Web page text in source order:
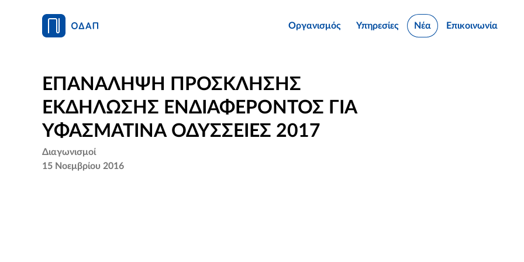
Οργανισμός Υπηρεσίες Νέα Επικοινωνία
ΕΠΑΝΑΛΗΨΗ ΠΡΟΣΚΛΗΣΗΣ
ΕΚΔΗΛΩΣΗΣ ΕΝΔΙΑΦΕΡΟΝΤΟΣ ΓΙΑ
ΥΦΑΣΜΑΤΙΝΑ ΟΔΥΣΣΕΙΕΣ 2017
Διαγωνισμοί
15 Νοεμβρίου 2016